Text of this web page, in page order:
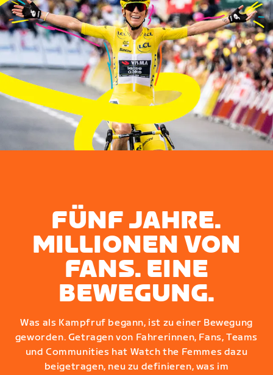
FÜNF JAHRE.
MILLIONEN VON
FANS. EINE
BEWEGUNG.
Was als Kampfruf begann, ist zu einer Bewegung
geworden. Getragen von Fahrerinnen, Fans, Teams
und Communities hat Watch the Femmes dazu
beigetragen, neu zu definieren, was im